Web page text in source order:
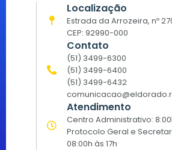
Localização
Estrada da Arrozeira, nº
CEP: 92990-000
Contato
(51) 3499-6300
(51) 3499-6400
(51) 3499-6432
Atendimento
Centro Administrativo:
Protocolo Geral e
08:00h às 17h